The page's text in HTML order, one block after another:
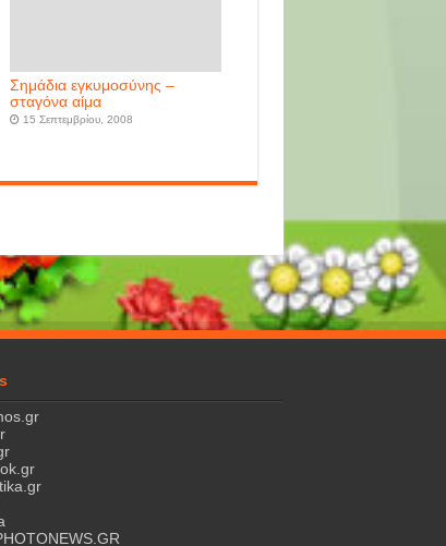
Σημάδια εγκυμοσύνης –
σταγόνα αίμα
15 Σεπτεμβρίου, 2008